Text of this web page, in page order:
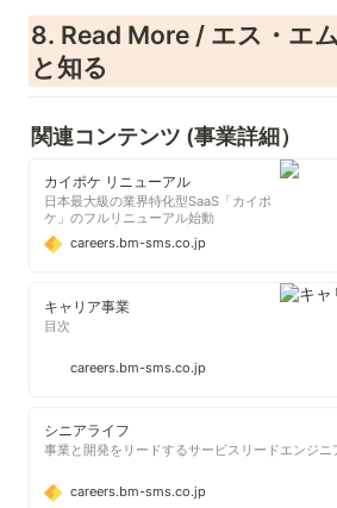
8. Read More / エス・エ
と知る
関連コンテンツ (事業詳細）
カイポケ リニューアル
日本最大級の業界特化型SaaS「カイポ
ケ」のフルリニューアル始動
careers.bm-sms.co.jp
キャリア事業
目次
careers.bm-sms.co.jp
シニアライフ
事業と開発をリードするサービスリードエンジニ
careers.bm-sms.co.jp